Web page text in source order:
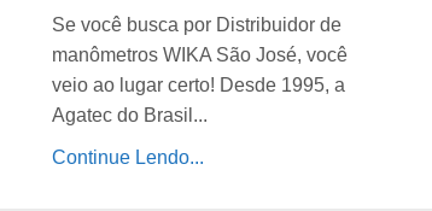
Se você busca por Distribuidor de
manômetros WIKA São José, você
veio ao lugar certo! Desde 1995, a
Agatec do Brasil...
Continue Lendo...